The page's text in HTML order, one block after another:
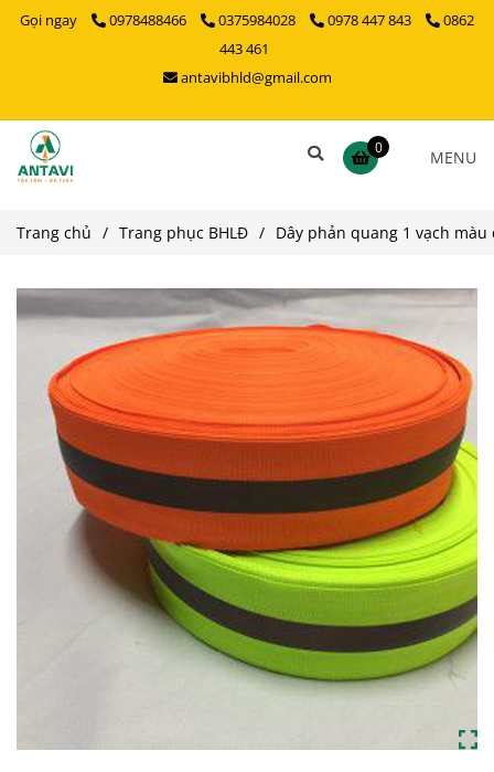
Gọi ngay 0978488466 0375984028 0978 447 843
0862
443 461
antavibhld@gmail.com
0 MENU
Trang chủ / Trang phục BHLĐ / Dây phản quang 1 vạch